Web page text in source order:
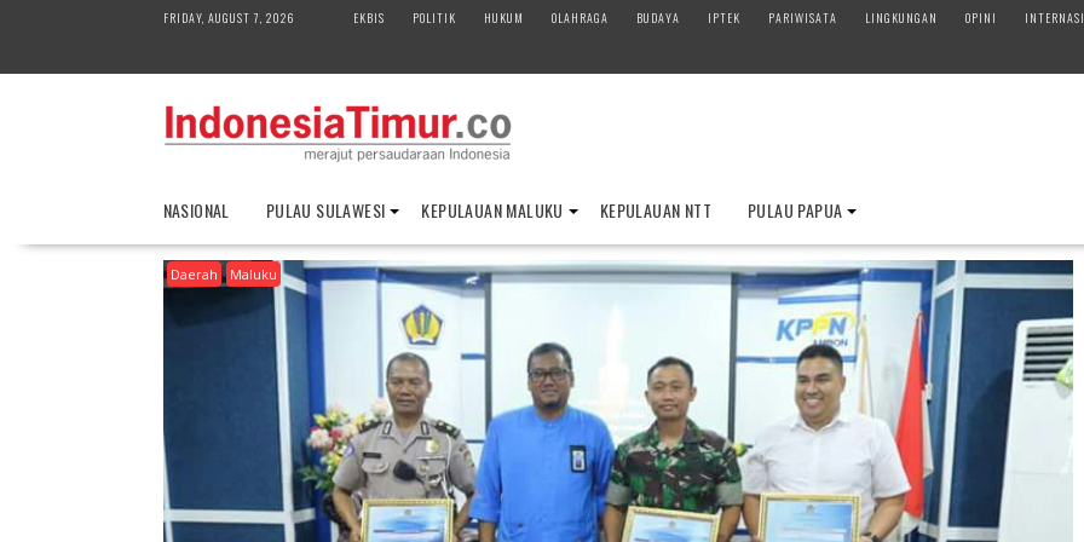
FRIDAY, AUGUST 7, 2026 EKBIS POLITIK HUKUM OLAHRAGA BUDAYA IPTEK PARIWISATA LINGKUNGAN OPINI
NASIONAL PULAU SULAWESI KEPULAUAN MALUKU KEPULAUAN NTT PULAU PAPUA
Daerah Maluku